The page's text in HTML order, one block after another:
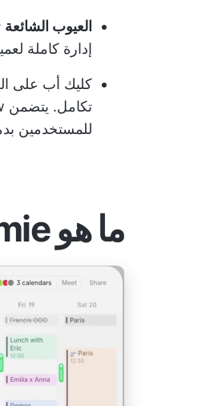
العيوب الشائعة
إدارة كاملة
كليك أب على
للمستخدمين
ما هو Amie؟